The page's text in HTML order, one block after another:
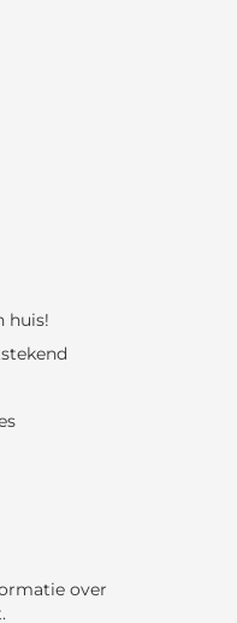
huis!
over